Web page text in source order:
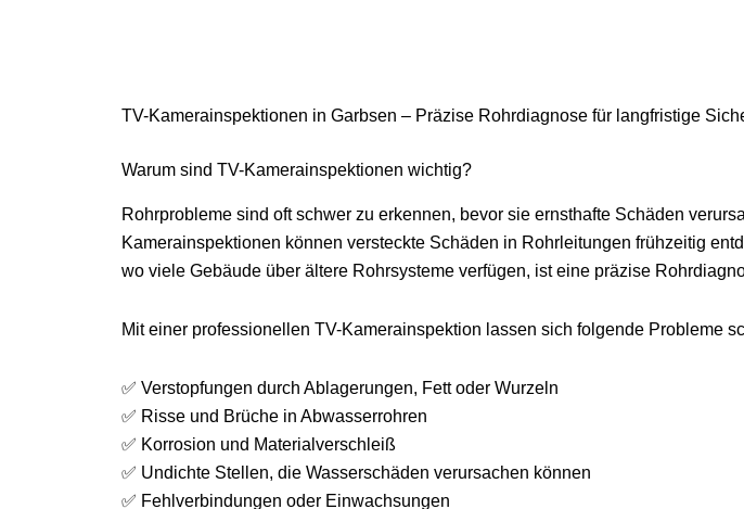
TV-Kamerainspektionen in Garbsen – Präzise Rohrdiagnose für langfristige
Warum sind TV-Kamerainspektionen wichtig?
Rohrprobleme sind oft schwer zu erkennen, bevor sie ernsthafte Schäden
Kamerainspektionen können versteckte Schäden in Rohrleitungen frühzeitig
wo viele Gebäude über ältere Rohrsysteme verfügen, ist eine präzise
Mit einer professionellen TV-Kamerainspektion lassen sich folgende Probleme
✅ Verstopfungen durch Ablagerungen, Fett oder Wurzeln
✅ Risse und Brüche in Abwasserrohren
✅ Korrosion und Materialverschleiß
✅ Undichte Stellen, die Wasserschäden verursachen können
✅ Fehlverbindungen oder Einwachsungen